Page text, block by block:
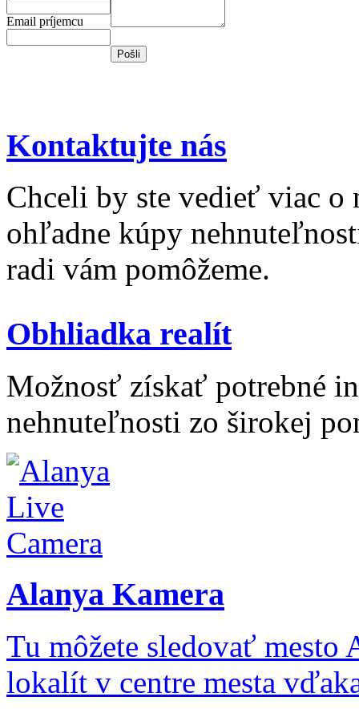
Email príjemcu
Kontaktujte nás
Chceli by ste vedieť viac o
ohľadne kúpy
radi vám pomôžeme.
Obhliadka realít
Možnosť získať potrebné
nehnuteľnosti zo širokej
Alanya Kamera
Tu môžete sledovať mesto
lokalít v centre mesta